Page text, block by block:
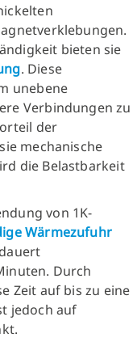
bieten sie
. Diese
unebene
Verbindungen zu
der
mechanische
die Belastbarkeit
von 1K-
Wärmezufuhr
Durch
Zeit auf bis zu eine
jedoch auf